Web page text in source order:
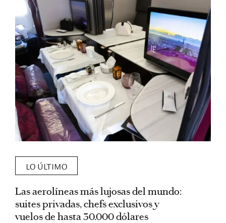
LO ÚLTIMO
Las aerolíneas más lujosas del mundo:
suites privadas, chefs exclusivos y
vuelos de hasta 30.000 dólares